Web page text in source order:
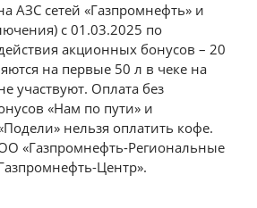
АЗС сетей «Газпромнефть» и
с 01.03.2025 по
акционных бонусов – 20
на первые 50 л в чеке на
участвуют. Оплата без
«Нам по пути» и
нельзя оплатить кофе.
«Газпромнефть-Региональные
Центр».